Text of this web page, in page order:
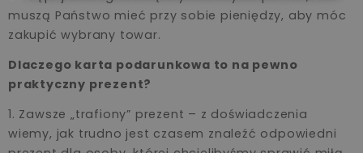
muszą Państwo mieć przy sobie pieniędzy, aby móc
zakupić wybrany towar.
Dlaczego karta podarunkowa to na pewno
praktyczny prezent?
1. Zawsze „trafiony” prezent – z doświadczenia
wiemy, jak trudno jest czasem znaleźć odpowiedni